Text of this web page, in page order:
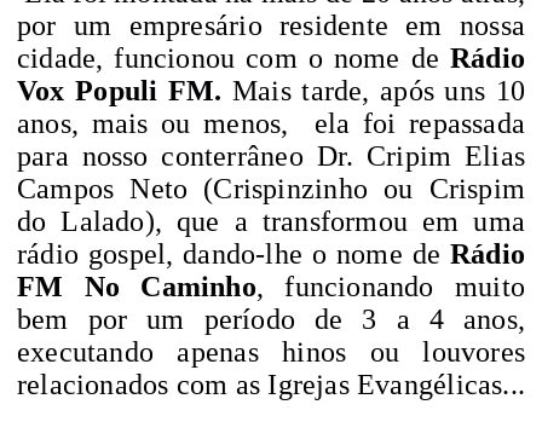
por um empresário residente em nossa
cidade, funcionou com o nome de Rádio
Vox Populi FM. Mais tarde, após uns 10
anos, mais ou menos,
ela foi repassada
para nosso conterrâneo Dr. Cripim Elias
Campos Neto (Crispinzinho ou Crispim
do Lalado), que a transformou em uma
rádio gospel, dando-lhe o nome de Rádio
FM No Caminho, funcionando muito
bem por um período de 3 a 4 anos,
executando apenas hinos ou louvores
relacionados com as Igrejas Evangélicas...